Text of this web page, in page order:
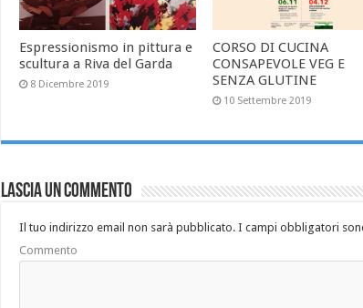
Espressionismo in pittura e
scultura a Riva del Garda
8 Dicembre 2019
CORSO DI CUCINA
CONSAPEVOLE VEG E
SENZA GLUTINE
10 Settembre 2019
Lascia un commento
Il tuo indirizzo email non sarà pubblicato.I campi obbligatori
Commento